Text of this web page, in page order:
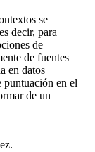
se
decir, para
de
de fuentes
en datos
puntuación en el
de un